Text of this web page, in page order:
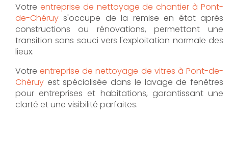
Votre entreprise de nettoyage de chantier à Pont-
de-Chéruy s'occupe de la remise en état après
constructions ou rénovations, permettant une
transition sans souci vers l'exploitation normale des
lieux.
Votreentreprise de nettoyage de vitres à Pont-de-
Chéruy est spécialisée dans le lavage de fenêtres
pour entreprises et habitations, garantissant une
clarté et une visibilité parfaites.